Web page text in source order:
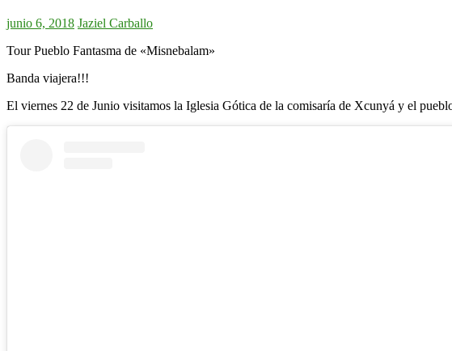
junio 6, 2018 Jaziel Carballo
Tour Pueblo Fantasma de «Misnebalam»
Banda viajera!!!
El viernes 22 de Junio visitamos la Iglesia Gótica de la comisaría de Xcunyá y el